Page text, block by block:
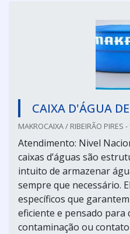
CAIXA D'ÁGUA
MAKROCAIXA / RIBEIRÃO PIRES -
Atendimento: Nivel
caixas d’águas são
intuito de armazenar
sempre que necessário.
específicos que
eficiente e pensado para
contaminação ou contato